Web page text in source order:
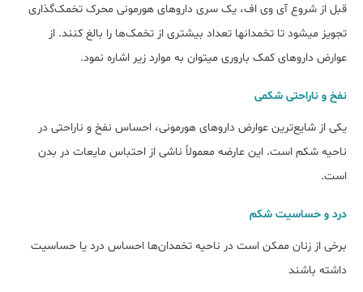
قبل از شروع آی وی اف، یک سری داروهای هورمونی محرک تخمک‌گذاری
تجویز می‎شود تا تخمدان‎ها تعداد بیش‎تری از تخمک‌ها را بالغ کنند. از
عوارض داروهای کمک باروری می‎توان به موارد زیر اشاره نمود.
نفخ و ناراحتی شکمی
یکی از شایع‌ترین عوارض داروهای هورمونی، احساس نفخ و ناراحتی در
ناحیه شکم است. این عارضه معمولاً ناشی از احتباس مایعات در بدن
است.
درد و حساسیت شکم
برخی از زنان ممکن است در ناحیه تخمدان‌ها احساس درد یا حساسیت
داشته باشند